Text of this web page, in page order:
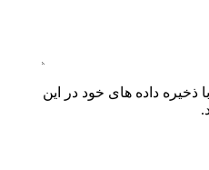
ذخیره داده های خود در این